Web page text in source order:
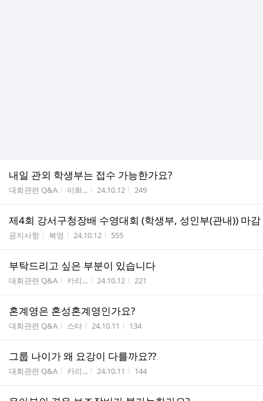
내일 관외 학생부는 접수 가능한가요?
게시판명
대회관련 Q&A 작성자
이화... 작성시간
24.10.12 조회수
249
제4회 강서구청장배 수영대회 (학생부, 성인부(관내)) 마
게시판명
공지사항 작성자
복영 작성시간
24.10.12 조회수
555
부탁드리고 싶은 부분이 있습니다
게시판명
대회관련 Q&A 작성자
카리... 작성시간
24.10.12 조회수
221
혼계영은 혼성혼계영인가요?
게시판명
대회관련 Q&A 작성자
스타 작성시간
24.10.11 조회수
134
그룹 나이가 왜 요강이 다를까요??
게시판명
대회관련 Q&A 작성자
카리... 작성시간
24.10.11 조회수
144